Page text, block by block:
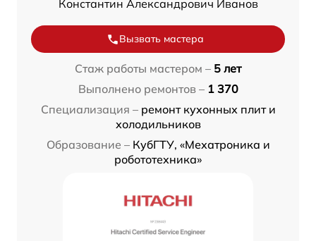
Константин Александрович Иванов
Вызвать мастера
Стаж работы мастером – 5 лет
Выполнено ремонтов – 1 370
Специализация – ремонт кухонных плит и
холодильников
Образование – КубГТУ, «Мехатроника и
робототехника»